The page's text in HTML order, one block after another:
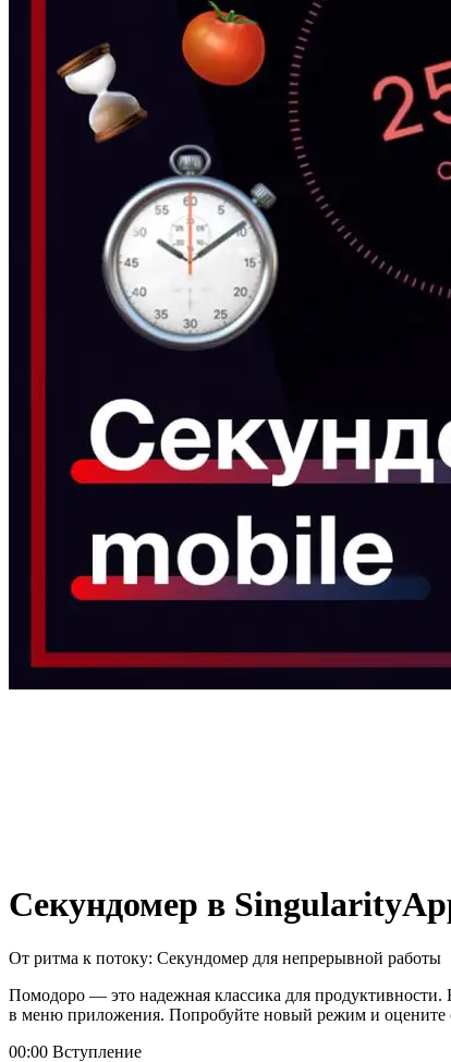
Секундомер в
От ритма к потоку: Секундомер для непрерывной работы
Помодоро — это надежная классика для продуктивности.
в меню приложения. Попробуйте новый режим и оцените
00:00 Вступление